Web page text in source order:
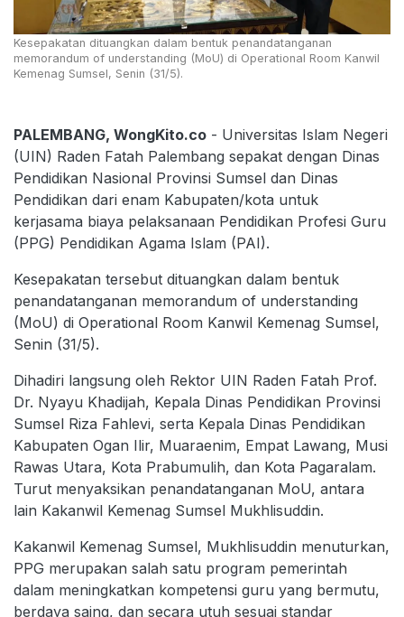
Kesepakatan dituangkan dalam bentuk penandatanganan
memorandum of understanding (MoU) di Operational Room Kanwil
Kemenag Sumsel, Senin (31/5).
PALEMBANG, WongKito.co - Universitas Islam Negeri
(UIN) Raden Fatah Palembang sepakat dengan Dinas
Pendidikan Nasional Provinsi Sumsel dan Dinas
Pendidikan dari enam Kabupaten/kota untuk
kerjasama biaya pelaksanaan Pendidikan Profesi Guru
(PPG) Pendidikan Agama Islam (PAI).
Kesepakatan tersebut dituangkan dalam bentuk
penandatanganan memorandum of understanding
(MoU) di Operational Room Kanwil Kemenag Sumsel,
Senin (31/5).
Dihadiri langsung oleh Rektor UIN Raden Fatah Prof.
Dr. Nyayu Khadijah, Kepala Dinas Pendidikan Provinsi
Sumsel Riza Fahlevi, serta Kepala Dinas Pendidikan
Kabupaten Ogan Ilir, Muaraenim, Empat Lawang, Musi
Rawas Utara, Kota Prabumulih, dan Kota Pagaralam.
Turut menyaksikan penandatanganan MoU, antara
lain Kakanwil Kemenag Sumsel Mukhlisuddin.
Kakanwil Kemenag Sumsel, Mukhlisuddin menuturkan,
PPG merupakan salah satu program pemerintah
dalam meningkatkan kompetensi guru yang bermutu,
berdaya saing, dan secara utuh sesuai standar